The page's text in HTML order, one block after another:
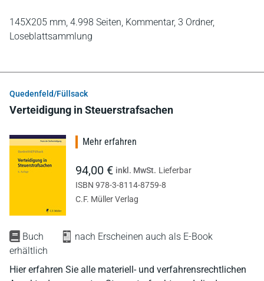
145X205 mm, 4.998 Seiten, Kommentar, 3 Ordner,
Loseblattsammlung
Quedenfeld/Füllsack
Verteidigung in Steuerstrafsachen
Buch
nach Erscheinen auch als E-Book
erhältlich
Hier erfahren Sie alle materiell- und verfahrensrechtlichen
Mehr erfahren
94,00 € inkl. MwSt. Lieferbar
ISBN 978-3-8114-8759-8
C.F. Müller Verlag